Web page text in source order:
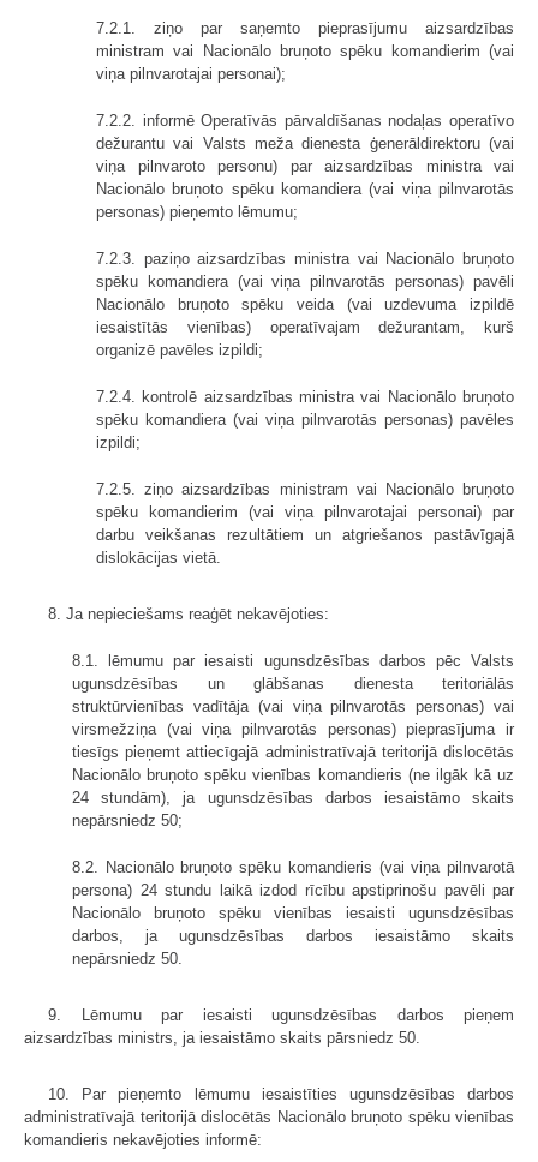
7.2.1. ziņo par saņemto pieprasījumu aizsardzības
ministram vai Nacionālo bruņoto spēku komandierim (vai
viņa pilnvarotajai personai);
7.2.2. informē Operatīvās pārvaldīšanas nodaļas operatīvo
dežurantu vai Valsts meža dienesta ģenerāldirektoru (vai
viņa pilnvaroto personu) par aizsardzības ministra vai
Nacionālo bruņoto spēku komandiera (vai viņa pilnvarotās
personas) pieņemto lēmumu;
7.2.3. paziņo aizsardzības ministra vai Nacionālo bruņoto
spēku komandiera (vai viņa pilnvarotās personas) pavēli
Nacionālo bruņoto spēku veida (vai uzdevuma izpildē
iesaistītās vienības) operatīvajam dežurantam, kurš
organizē pavēles izpildi;
7.2.4. kontrolē aizsardzības ministra vai Nacionālo bruņoto
spēku komandiera (vai viņa pilnvarotās personas) pavēles
izpildi;
7.2.5. ziņo aizsardzības ministram vai Nacionālo bruņoto
spēku komandierim (vai viņa pilnvarotajai personai) par
darbu veikšanas rezultātiem un atgriešanos pastāvīgajā
dislokācijas vietā.
8. Ja nepieciešams reaģēt nekavējoties:
8.1. lēmumu par iesaisti ugunsdzēsības darbos pēc Valsts
ugunsdzēsības un glābšanas dienesta teritoriālās
struktūrvienības vadītāja (vai viņa pilnvarotās personas) vai
virsmežziņa (vai viņa pilnvarotās personas) pieprasījuma ir
tiesīgs pieņemt attiecīgajā administratīvajā teritorijā dislocētās
Nacionālo bruņoto spēku vienības komandieris (ne ilgāk kā uz
24 stundām), ja ugunsdzēsības darbos iesaistāmo skaits
nepārsniedz 50;
8.2. Nacionālo bruņoto spēku komandieris (vai viņa pilnvarotā
persona) 24 stundu laikā izdod rīcību apstiprinošu pavēli par
Nacionālo bruņoto spēku vienības iesaisti ugunsdzēsības
darbos, ja ugunsdzēsības darbos iesaistāmo skaits
nepārsniedz 50.
9. Lēmumu par iesaisti ugunsdzēsības darbos pieņem
aizsardzības ministrs, ja iesaistāmo skaits pārsniedz 50.
10. Par pieņemto lēmumu iesaistīties ugunsdzēsības darbos
administratīvajā teritorijā dislocētās Nacionālo bruņoto spēku vienības
komandieris nekavējoties informē: